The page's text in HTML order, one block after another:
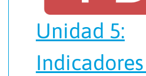
Unidad 5: